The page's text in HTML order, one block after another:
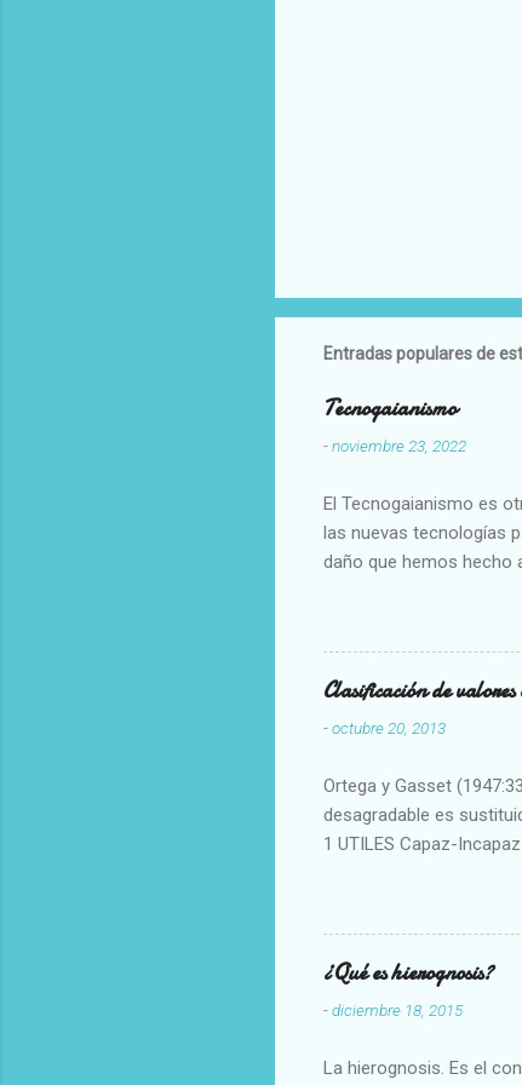
Entradas populares de
Tecnogaianismo
-noviembre 23, 2022
El Tecnogaianismo es
las nuevas tecnologías
daño que hemos hecho
Clasificación de valores
-octubre 20, 2013
Ortega y Gasset
desagradable es
1 UTILES Capaz-
Aproximado Evidente-
Escrupuloso-Relajado
Armonioso-Inarmonioso
¿Qué es hierognosis?
-diciembre 18, 2015
La hierognosis. Es el